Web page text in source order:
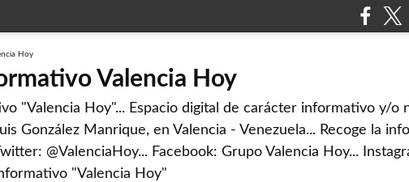
Valencia Hoy
"Valencia Hoy"... Espacio digital de carácter informativo y/o
González Manrique, en Valencia - Venezuela... Recoge la
@ValenciaHoy... Facebook: Grupo Valencia Hoy...
"Valencia Hoy"